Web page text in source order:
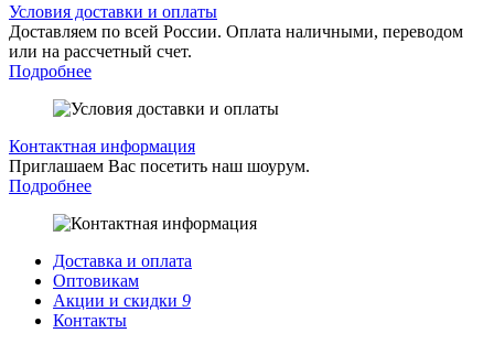
Условия доставки и оплаты
Доставляем по всей России. Оплата наличными, переводом
или на рассчетный счет.
Подробнее
Контактная информация
Приглашаем Вас посетить наш шоурум.
Подробнее
Доставка и оплата
Оптовикам
Акции и скидки 9
Контакты